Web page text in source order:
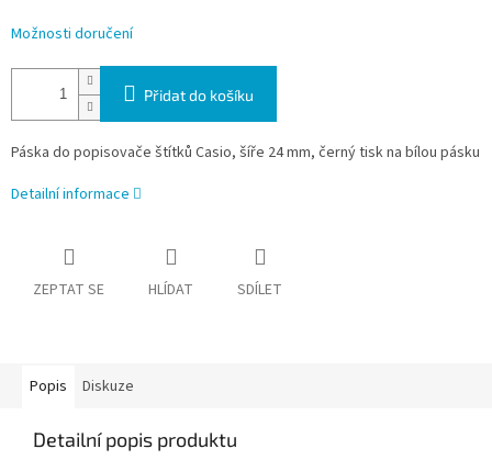
Možnosti doručení
Přidat do košíku
Páska do popisovače štítků Casio, šíře 24 mm, černý tisk na bílou pásku
Detailní informace
ZEPTAT SE HLÍDAT SDÍLET
Popis Diskuze
Detailní popis produktu